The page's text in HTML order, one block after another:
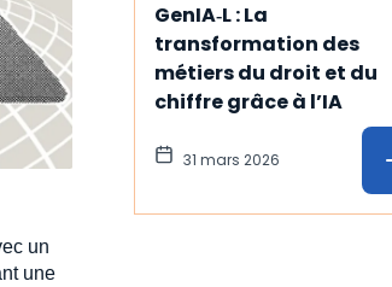
un
une
GenIA‑L : La
transformation des
métiers du droit et du
chiffre grâce à l’IA
31 mars 2026